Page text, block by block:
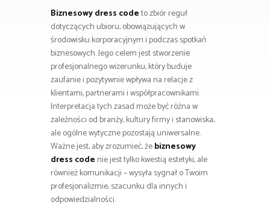
Biznesowy dress codeto zbiór reguł
dotyczących ubioru, obowiązujących w
środowisku korporacyjnym i podczas spotkań
biznesowych. Jego celem jest stworzenie
profesjonalnego wizerunku, który buduje
zaufanie i pozytywnie wpływa na relacje z
klientami, partnerami i współpracownikami.
Interpretacja tych zasad może być różna w
zależności od branży, kultury firmy i stanowiska,
ale ogólne wytyczne pozostają uniwersalne.
Ważne jest, aby zrozumieć, żebiznesowy
dress code nie jest tylko kwestią estetyki, ale
również komunikacji – wysyła sygnał o Twoim
profesjonalizmie, szacunku dla innych i
odpowiedzialności.